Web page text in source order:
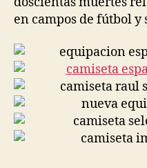
en campos de fútbol y